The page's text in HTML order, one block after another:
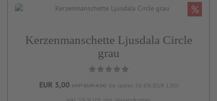
Kerzenmanschette Ljusdala Circle
grau
EUR 3,00 UVP EUR 4,90 Sie sparen 38.8% (EUR 1,90)
%